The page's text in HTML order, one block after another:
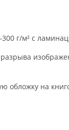
г/м² с
обложку на